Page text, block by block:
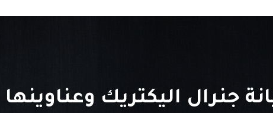
جنرال اليكتريك وعناوينها